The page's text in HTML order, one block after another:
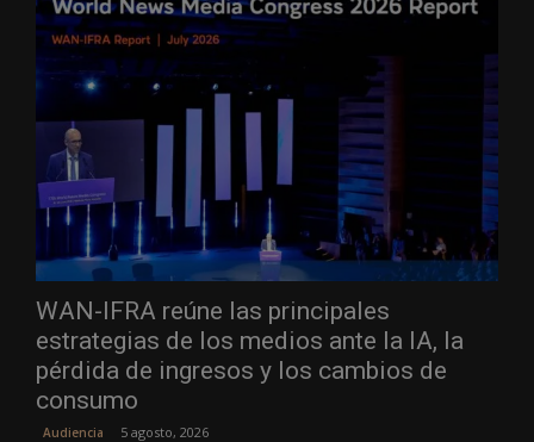
WAN-IFRA reúne las principales
estrategias de los medios ante la IA, la
pérdida de ingresos y los cambios de
consumo
Audiencia 5 agosto, 2026